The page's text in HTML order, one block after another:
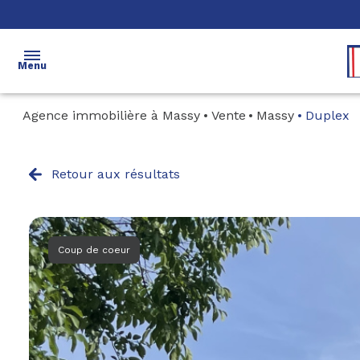
Menu
neuf
d'entreprise
estimation
gestion
syndic
Agence immobilière à Massy Vente Massy Duplex
Retour aux résultats
Coup de coeur